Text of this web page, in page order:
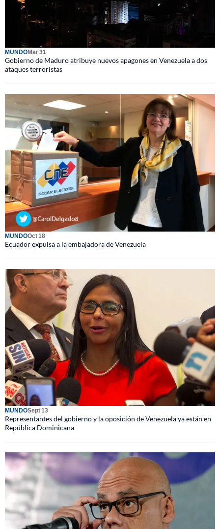
MUNDOMar 31
Gobierno de Maduro atribuye nuevos apagones en Venezuela a dos
ataques terroristas
MUNDOOct 18
Ecuador expulsa a la embajadora de Venezuela
MUNDOSept 13
Representantes del gobierno y la oposición de Venezuela ya están en
República Dominicana